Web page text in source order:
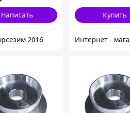
Написать
2016
Купить